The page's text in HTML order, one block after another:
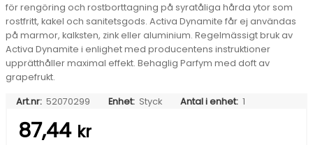
för rengöring och rostborttagning på syratåliga hårda ytor som
rostfritt, kakel och sanitetsgods. Activa Dynamite får ej användas
på marmor, kalksten, zink eller aluminium. Regelmässigt bruk av
Activa Dynamite i enlighet med producentens instruktioner
upprätthåller maximal effekt. Behaglig Parfym med doft av
grapefrukt.
Art.nr: 52070299 Enhet: Styck Antal i enhet: 1
87,44 kr